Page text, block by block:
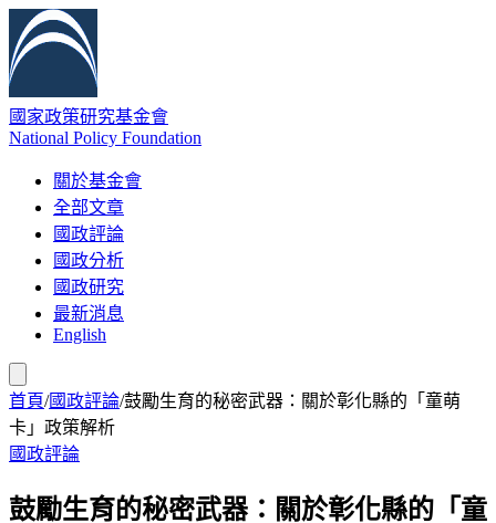
國家政策研究基金會
National Policy Foundation
關於基金會
全部文章
國政評論
國政分析
國政研究
最新消息
English
首頁/國政評論/鼓勵生育的秘密武器：關於彰化縣的「童萌
卡」政策解析
國政評論
鼓勵生育的秘密武器：關於彰化縣的「童